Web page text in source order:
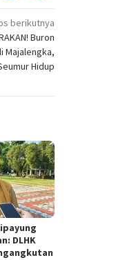
berikutnya
Buron
Majalengka,
Hidup
DLHK